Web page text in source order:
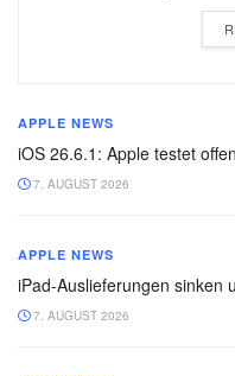
APPLE NEWS
iOS 26.6.1: Apple testet
7. AUGUST 2026
APPLE NEWS
iPad-Auslieferungen sinken
7. AUGUST 2026